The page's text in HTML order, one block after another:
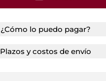
¿Cómo lo puedo pagar?
Plazos y costos de envío